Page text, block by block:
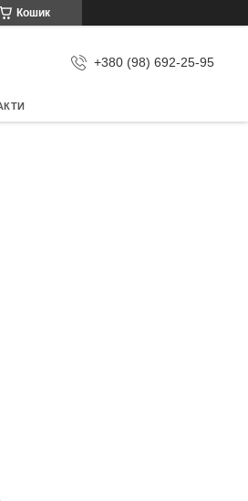
Кошик
+380 (98) 692-25-95